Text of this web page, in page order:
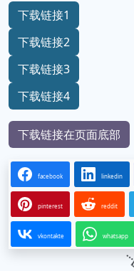
下载链接1
下载链接2
下载链接3
下载链接4
下载链接在页面底部
facebook linkedin
pinterest reddit
vkontakte whatsapp